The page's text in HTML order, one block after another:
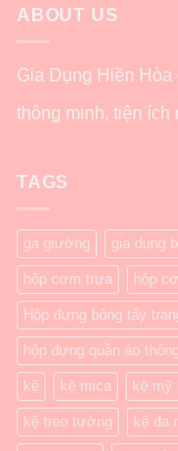
ABOUT US
Gia Dụng Hiền Hòa
thông minh, tiện ích
TAGS
ga giường gia dụng
hộp cơm trưa hộp
Hộp đựng bông tẩy
hộp đựng quần áo
kệ kệ mica kệ mỹ
kệ treo tường kệ đa